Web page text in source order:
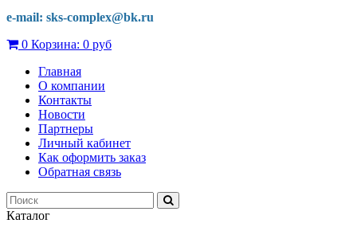
e-mail: sks-complex@bk.ru
0 Корзина: 0 руб
Главная
О компании
Контакты
Новости
Партнеры
Личный кабинет
Как оформить заказ
Обратная связь
Каталог